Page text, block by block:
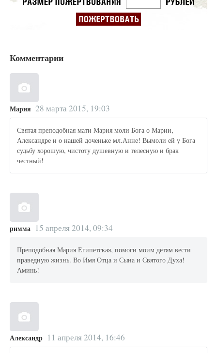
Комментарии
Мария 28 марта 2015, 19:03
Святая преподобная мати Мария моли Бога о Марии,
Александре и о нашей доченьке мл.Анне! Вымоли ей у Бога
судьбу хорошую, чистоту душевную и телесную и брак
честный!
римма 15 апреля 2014, 09:34
Преподобная Мария Египетская, помоги моим детям вести
праведную жизнь. Во Имя Отца и Сына и Святого Духа!
Аминь!
Александр 11 апреля 2014, 16:46